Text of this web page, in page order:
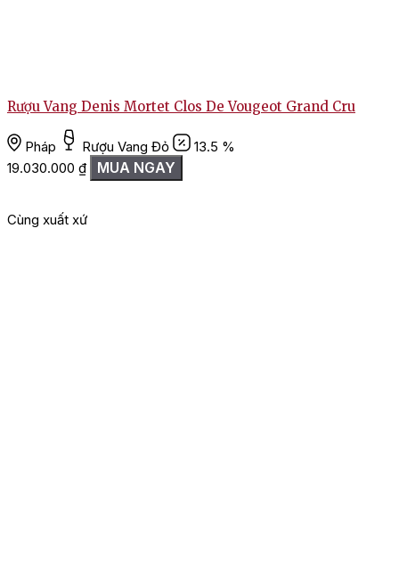
Rượu Vang Denis Mortet Clos De Vougeot Grand Cru
Pháp Rượu Vang Đỏ
13.5 %
19.030.000 ₫ MUA NGAY
Cùng xuất xứ